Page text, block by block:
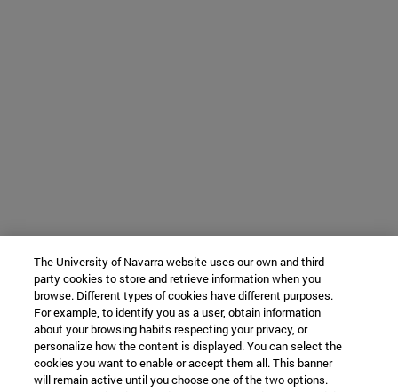
The University of Navarra website uses our own and third-
party cookies to store and retrieve information when you
browse. Different types of cookies have different purposes.
For example, to identify you as a user, obtain information
about your browsing habits respecting your privacy, or
personalize how the content is displayed. You can select the
cookies you want to enable or accept them all. This banner
will remain active until you choose one of the two options.